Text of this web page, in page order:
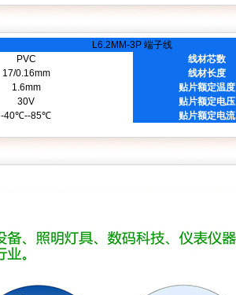
L6.2MM-3P 端子线
PVC 线材芯数
17/0.16mm 线材长度
1.6mm 贴片额定温度
30V 贴片额定电压
-40℃--85℃ 贴片额定电流